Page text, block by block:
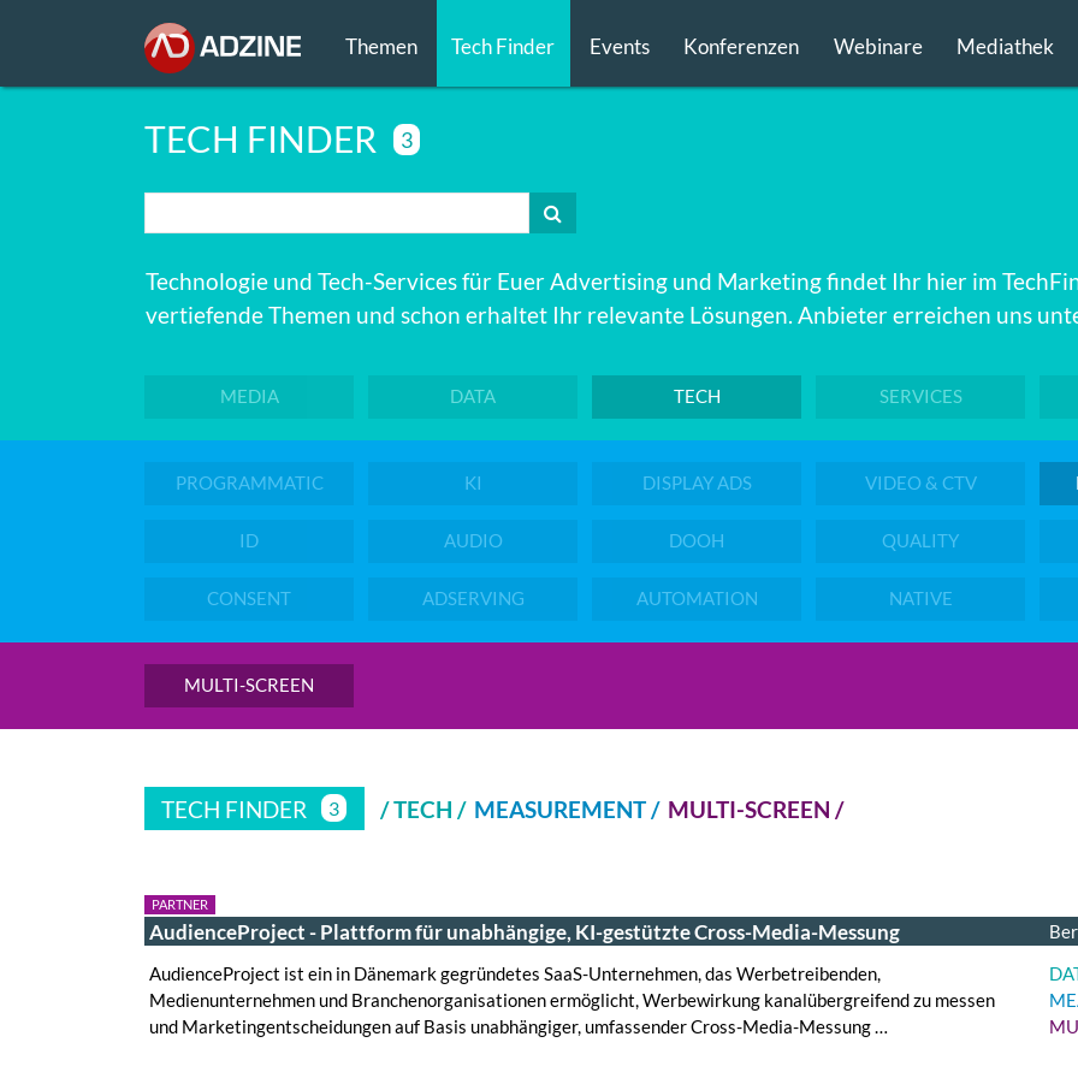
Themen Tech Finder Events Konferenzen Webinare Mediathek
TECH FINDER 3
Technologie und Tech-Services für Euer Advertising und Marketing findet Ihr hier im
vertiefende Themen und schon erhaltet Ihr relevante Lösungen. Anbieter erreichen uns
MEDIA DATA TECH SERVICES
PROGRAMMATIC KI DISPLAY ADS VIDEO & CTV
ID AUDIO DOOH QUALITY
CONSENT ADSERVING AUTOMATION NATIVE
MULTI-SCREEN
TECH FINDER 3 / TECH / MEASUREMENT / MULTI-SCREEN /
PARTNER
AudienceProject - Plattform für unabhängige, KI-gestützte Cross-Media-Messung
AudienceProject ist ein in Dänemark gegründetes SaaS-Unternehmen, das Werbetreibenden,
Medienunternehmen und Branchenorganisationen ermöglicht, Werbewirkung kanalübergreifend zu messen
und Marketingentscheidungen auf Basis unabhängiger, umfassender Cross-Media-Messung …